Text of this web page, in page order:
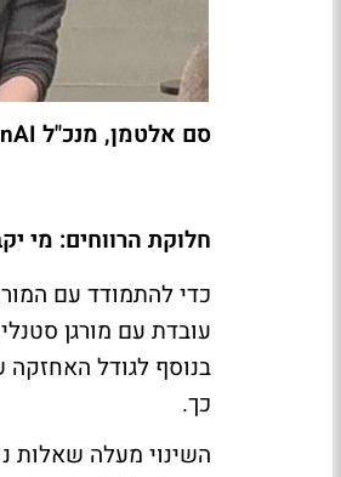
סם אלטמן, מנכ"ל OpenAI; קרדיט: אמיר ברקול
חלוקת הרווחים: מי
כדי להתמודד עם
בנוסף לגודל
כך.